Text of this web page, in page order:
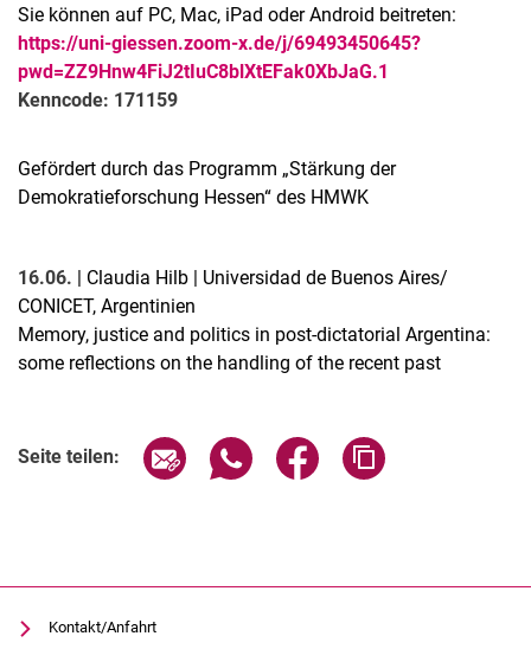
Sie können auf PC, Mac, iPad oder Android beitreten:
https://uni-giessen.zoom-x.de/j/69493450645?
pwd=ZZ9Hnw4FiJ2tIuC8blXtEFak0XbJaG.1
Kenncode: 171159
Gefördert durch das Programm „Stärkung der
Demokratieforschung Hessen“ des HMWK
16.06. | Claudia Hilb | Universidad de Buenos Aires/
CONICET, Argentinien
Memory, justice and politics in post-dictatorial Argentina:
some reflections on the handling of the recent past
Seite teilen: Seite über E-Mail teilen
Seite über WhatsApp teilen
Seite über Facebook
Kontakt/Anfahrt